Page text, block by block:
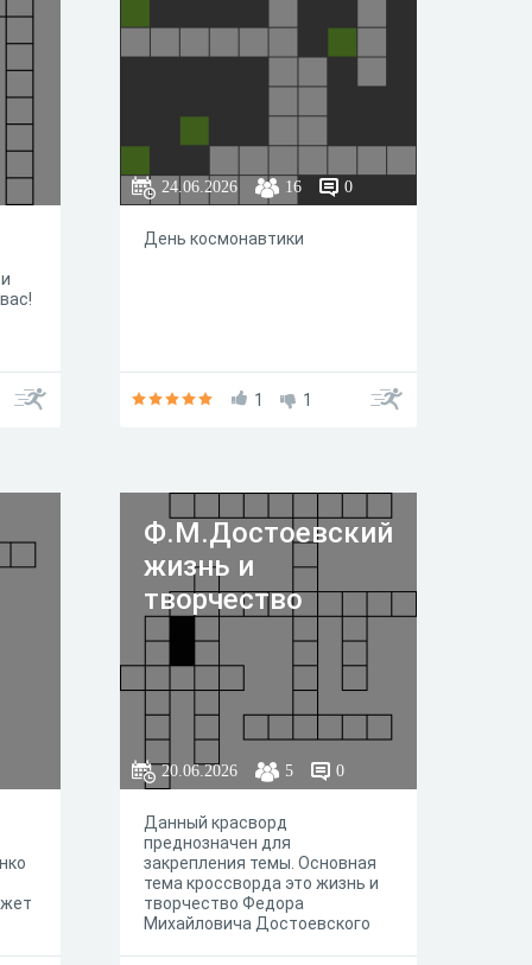
24.06.2026 16 0
День космонавтики
1 1
Ф.М.Достоевский
жизнь и
творчество
20.06.2026 5 0
Данный красворд
преднозначен для
закрепления темы. Основная
тема кроссворда это жизнь и
творчество Федора
Михайловича Достоевского